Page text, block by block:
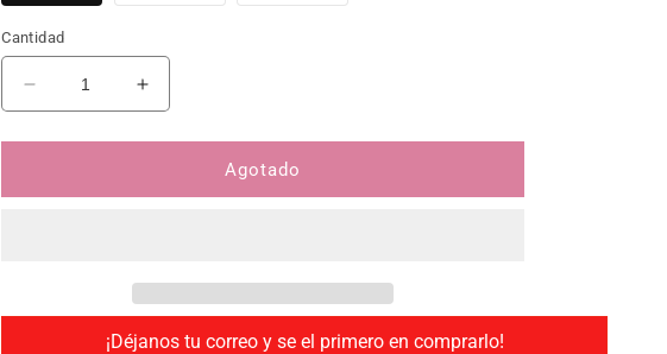
Cantidad
Reducir cantidad para bHaptics TactGlove DK2 (Guantes hápticos
Aumentar cantidad para bHaptics TactGlove DK2
Agotado
¡Déjanos tu correo y se el primero en comprarlo!